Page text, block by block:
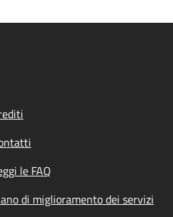
le FAQ
di miglioramento dei servizi